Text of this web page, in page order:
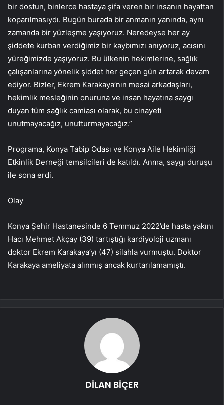
bir dostun, binlerce hastaya şifa veren bir insanın hayattan
koparılmasıydı. Bugün burada bir anmanın yanında, aynı
zamanda bir yüzleşme yaşıyoruz. Neredeyse her ay
şiddete kurban verdiğimiz bir kaybımızı anıyoruz, acısını
yüreğimizde yaşıyoruz. Bu ülkenin hekimlerine, sağlık
çalışanlarına yönelik şiddet her geçen gün artarak devam
ediyor. Bizler, Ekrem Karakaya’nın mesai arkadaşları,
hekimlik mesleğinin onuruna ve insan hayatına saygı
duyan tüm sağlık camiası olarak, bu cinayeti
unutmayacağız, unutturmayacağız.”
Programa, Konya Tabip Odası ve Konya Aile Hekimliği
Etkinlik Derneği temsilcileri de katıldı. Anma, saygı duruşu
ile sona erdi.
Olay
Konya Şehir Hastanesinde 6 Temmuz 2022’de hasta yakını
Hacı Mehmet Akçay (39) tartıştığı kardiyoloji uzmanı
doktor Ekrem Karakaya’yı (47) silahla vurmuştu. Doktor
Karakaya ameliyata alınmış ancak kurtarılamamıştı.
DİLAN BİÇER